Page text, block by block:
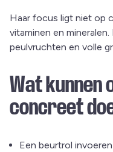
Haar focus ligt niet op
vitaminen en
peulvruchten en volle
Wat kunnen
concreet
Een beurtrol